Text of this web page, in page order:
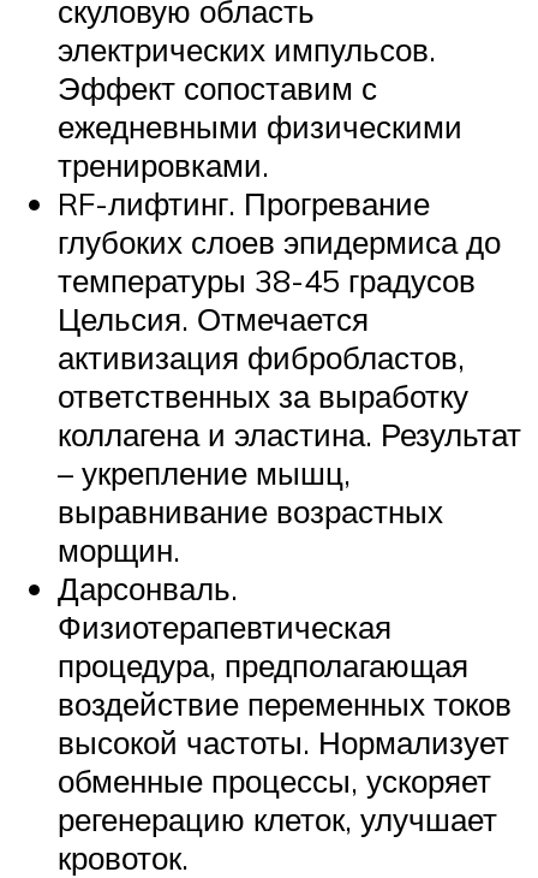
скуловую область
электрических импульсов.
Эффект сопоставим с
ежедневными физическими
тренировками.
RF-лифтинг. Прогревание
глубоких слоев эпидермиса до
температуры 38-45 градусов
Цельсия. Отмечается
активизация фибробластов,
ответственных за выработку
коллагена и эластина. Результат
– укрепление мышц,
выравнивание возрастных
морщин.
Дарсонваль.
Физиотерапевтическая
процедура, предполагающая
воздействие переменных токов
высокой частоты. Нормализует
обменные процессы, ускоряет
регенерацию клеток, улучшает
кровоток.